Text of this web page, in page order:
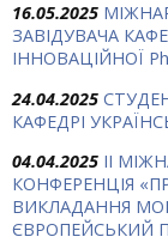
16.05.2025
ЗАВІДУВАЧА
ІННОВАЦІЙНОЇ
24.04.2025
КАФЕДРІ
04.04.2025 ІІ
КОНФЕРЕНЦІЯ
ВИКЛАДАННЯ
ЄВРОПЕЙСЬКИЙ